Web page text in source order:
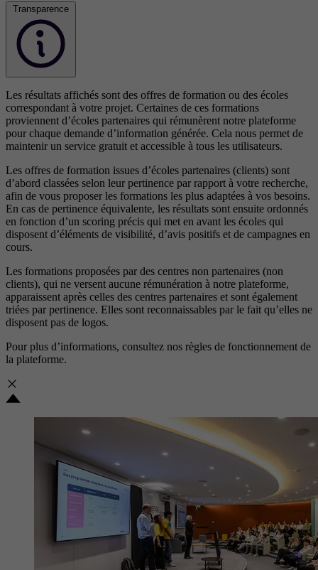
Transparence
Les résultats affichés sont des offres de formation ou des écoles
correspondant à votre projet. Certaines de ces formations
proviennent d’écoles partenaires qui rémunèrent notre plateforme
pour chaque demande d’information générée. Cela nous permet de
maintenir un service gratuit et accessible à tous les utilisateurs.
Les offres de formation issues d’écoles partenaires (clients) sont
d’abord classées selon leur pertinence par rapport à votre recherche,
afin de vous proposer les formations les plus adaptées à vos besoins.
En cas de pertinence équivalente, les résultats sont ensuite ordonnés
en fonction d’un scoring précis qui met en avant les écoles qui
disposent d’éléments de visibilité, d’avis positifs et de campagnes en
cours.
Les formations proposées par des centres non partenaires (non
clients), qui ne versent aucune rémunération à notre plateforme,
apparaissent après celles des centres partenaires et sont également
triées par pertinence. Elles sont reconnaissables par le fait qu’elles ne
disposent pas de logos.
Pour plus d’informations, consultez nos règles de fonctionnement de
la plateforme.